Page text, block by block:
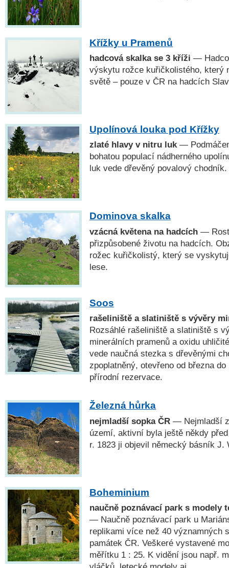
Křížky u Pramenů
hadcová skalka se 3 kříži —
výskytu rožce kuřičkolistého, který
světě – pouze v ČR na hadcích
Upolínová louka pod Křížky
zlaté hlavy v nitru luk —
bohatou populací nádherného
luk vede dřevěný povalový chodník.
Dominova skalka
vzácná květena na hadcích —
přizpůsobené životu na hadcích.
rožec kuřičkolistý, který se
lese.
Soos
rašeliniště a slatiniště s vývěry
Rozsáhlé rašeliniště a slatiniště s
minerálních pramenů a oxidu
vede naučná stezka s dřevěnými
zpoplatněný, otevřeno od března
přírodní rezervace.
Železná hůrka
nejmladší sopka ČR — Nejmladší
území, aktivní byla ještě někdy
r. 1823 ji objevil německý básník J.
Boheminium
naučně poznávací park s modely
— Naučně poznávací park u
replikami více než 40 významných
památek ČR. Veškeré vystavené
měřítku 1 : 25. K vidění jsou např.